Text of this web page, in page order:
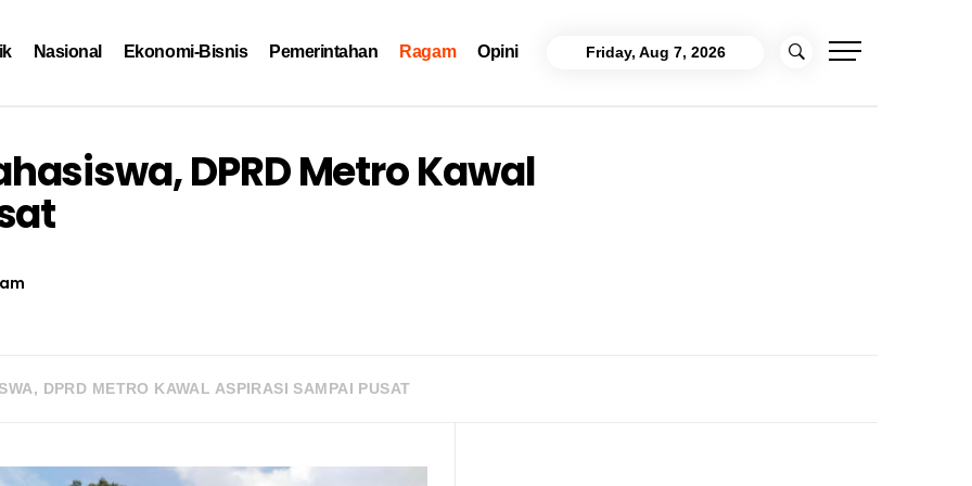
Nasional Ekonomi-Bisnis Pemerintahan Ragam Opini Friday, Aug 7, 2026
DPRD Metro Kawal
DPRD METRO KAWAL ASPIRASI SAMPAI PUSAT